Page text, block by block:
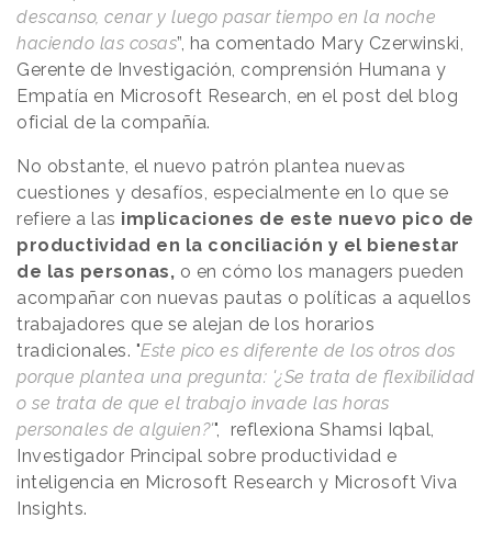
descanso, cenar y luego pasar tiempo en la noche
haciendo las cosas”, ha comentado Mary Czerwinski,
Gerente de Investigación, comprensión Humana y
Empatía en Microsoft Research, en el post del blog
oficial de la compañía.
No obstante, el nuevo patrón plantea nuevas
cuestiones y desafíos, especialmente en lo que se
refiere a las implicaciones de este nuevo pico de
productividad en la conciliación y el bienestar
de las personas, o en cómo los managers pueden
acompañar con nuevas pautas o políticas a aquellos
trabajadores que se alejan de los horarios
tradicionales. "Este pico es diferente de los otros dos
porque plantea una pregunta: '¿Se trata de flexibilidad
o se trata de que el trabajo invade las horas
personales de alguien?'", reflexiona Shamsi Iqbal,
Investigador Principal sobre productividad e
inteligencia en Microsoft Research y Microsoft Viva
Insights.